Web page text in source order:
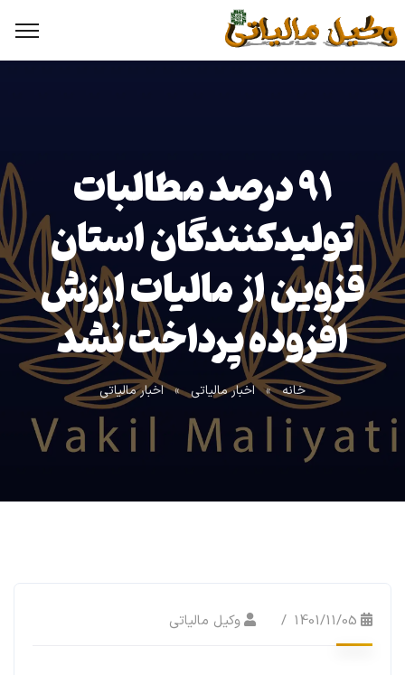
۹۱ درصد مطالبات
تولیدکنندگان استان
قزوین از مالیات ارزش
افزوده پرداخت نشد
خانه » اخبار مالیاتی » اخبار مالیاتی
1401/11/05 وکیل مالیاتی